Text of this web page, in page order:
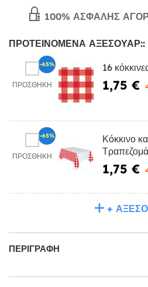
100% ΑΣΦΑΛΉΣ
ΠΡΟΤΕΙΝΌΜΕΝΑ ΑΞΕΣΟΥΆΡ::
ΠΡΟΣΘΉΚΗ
16
1,75 €
-65%
ΠΡΟΣΘΉΚΗ
Κόκκινο
1,75 €
-65%
+
ΠΕΡΙΓΡΑΦΉ